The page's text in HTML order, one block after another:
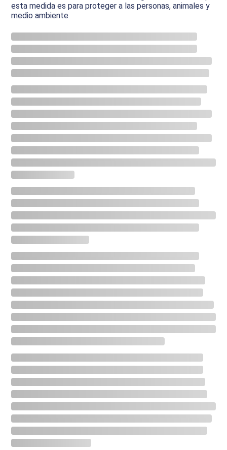
esta medida es para proteger a las personas, animales y
medio ambiente